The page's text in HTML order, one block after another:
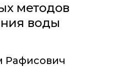
методов
воды
Рафисович